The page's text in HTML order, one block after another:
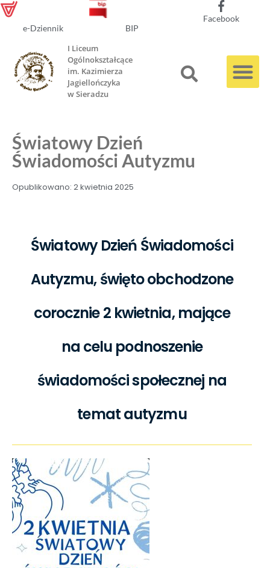
e-Dziennik BIP
Facebook
I Liceum
Ogólnokształcące
im. Kazimierza
Jagiellończyka
w Sieradzu
Światowy Dzień
Świadomości Autyzmu
Opublikowano: 2 kwietnia 2025
Światowy Dzień Świadomości
Autyzmu, święto obchodzone
corocznie 2 kwietnia, mające
na celu podnoszenie
świadomości społecznej na
temat autyzmu